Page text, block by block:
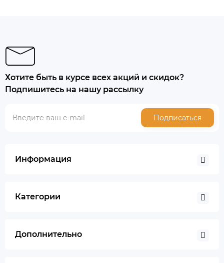
Хотите быть в курсе всех акций и скидок?
Подпишитесь на нашу рассылку
Подписаться
Информация
Категории
Дополнительно